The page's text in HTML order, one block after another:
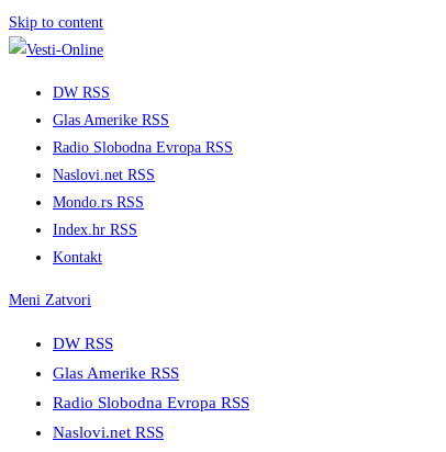
Skip to content
DW RSS
Glas Amerike RSS
Radio Slobodna Evropa RSS
Naslovi.net RSS
Mondo.rs RSS
Index.hr RSS
Kontakt
Meni Zatvori
DW RSS
Glas Amerike RSS
Radio Slobodna Evropa RSS
Naslovi.net RSS